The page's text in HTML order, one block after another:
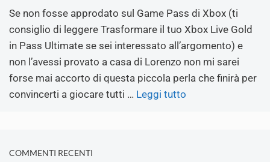
Se non fosse approdato sul Game Pass di Xbox (ti
consiglio di leggere Trasformare il tuo Xbox Live Gold
in Pass Ultimate se sei interessato all’argomento) e
non l’avessi provato a casa di Lorenzo non mi sarei
forse mai accorto di questa piccola perla che finirà per
convincerti a giocare tutti … Leggi tutto
COMMENTI RECENTI